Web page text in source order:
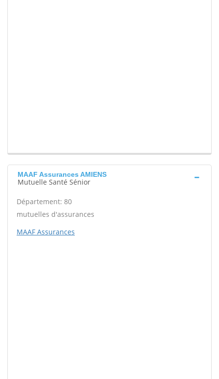
MAAF Assurances AMIENS
Mutuelle Santé Sénior
Département: 80
mutuelles d'assurances
MAAF Assurances